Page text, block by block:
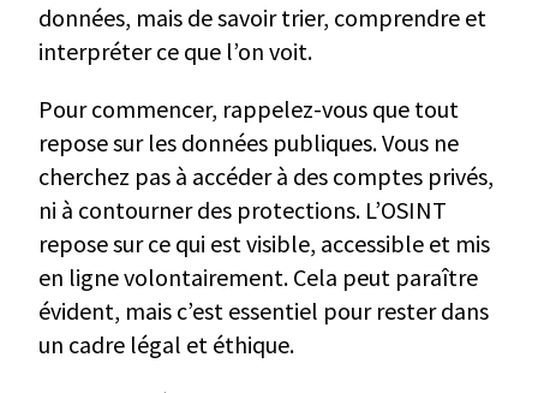
données, mais de savoir trier, comprendre et
interpréter ce que l’on voit.
Pour commencer, rappelez-vous que tout
repose sur les données publiques. Vous ne
cherchez pas à accéder à des comptes privés,
ni à contourner des protections. L’OSINT
repose sur ce qui est visible, accessible et mis
en ligne volontairement. Cela peut paraître
évident, mais c’est essentiel pour rester dans
un cadre légal et éthique.